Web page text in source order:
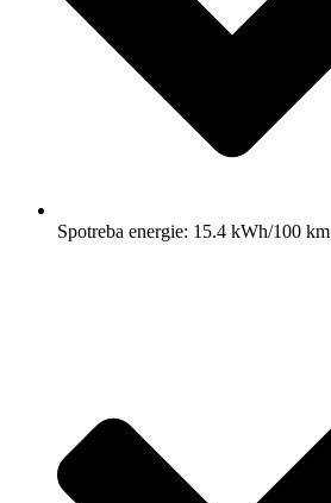
Spotreba energie: 15.4 kWh/100 km